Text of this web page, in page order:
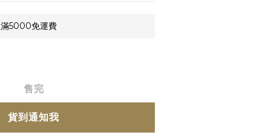
5000免運費
售完
貨到通知我